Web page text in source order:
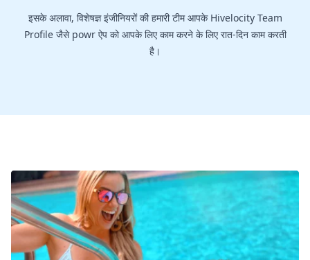
इसके अलावा, विशेषज्ञ इंजीनियरों की हमारी टीम आपके Hivelocity Team
Profile जैसे powr ऐप को आपके लिए काम करने के लिए रात-दिन काम करती
है।